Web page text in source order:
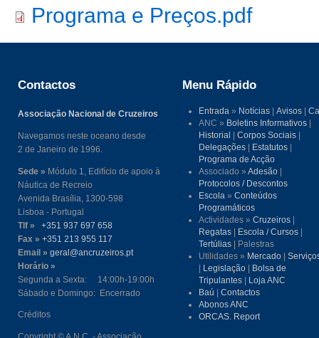
Programa e Preços.pdf
Contactos
Associação Nacional de Cruzeiros
Navegamos neste oceano desde
2 de Janeiro de 1996.
Sede » Módulo 1, Edifício de apoio à
Náutica de Recreio
Avenida Brasília, 1300-598
Lisboa - Portugal
Tlf »
+351 937 697 658
Fax » +351 213 955 117
Email » geral@ancruzeiros.pt
Horário »
Segunda a Sexta: 14:00h-19:00h
Sábado e Domingo: Encerrado
Créditos
Menu Rápido
Entrada » Notícias |Avisos |
ANC » Boletins Informativos |
Historial |Corpos Sociais |
Delegações | Estatutos |
Programa de Acção
Associado »Adesão |
Protocolos / Descontos
Escola »Conteúdos
Programáticos
Actividades »Cruzeiros |
Regatas | Escola / Cursos |
Tertúlias | Palestras
Utilidades » Mercado |
| Legislação | Bolsa de
Tripulantes | Loja ANC
Baú |Contactos
Abonos ANC
ORCAS. Report